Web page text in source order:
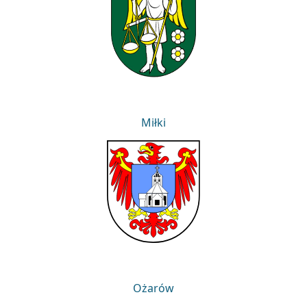
Miłki
Miłki
Ożarów